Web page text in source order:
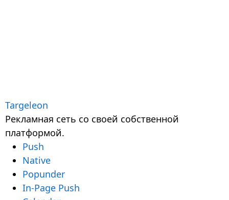
Targeleon
Рекламная сеть со своей собственной
платформой.
Push
Native
Popunder
In-Page Push